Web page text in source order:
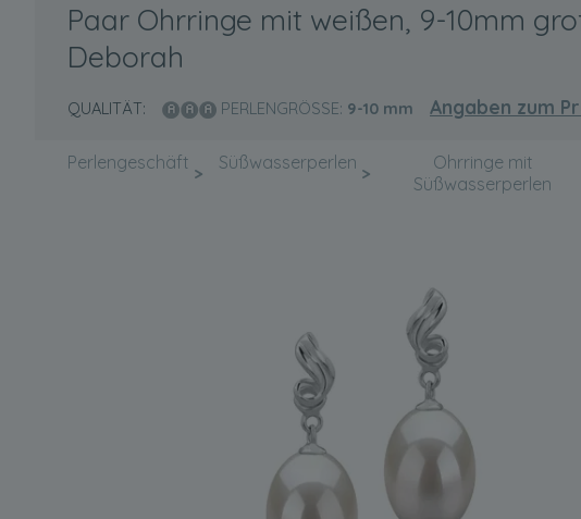
Paar Ohrringe mit weißen, 9-10mm
Deborah
QUALITÄT: PERLENGRÖSSE: 9-10 mm Angaben zum
Perlengeschäft > Süßwasserperlen >
Ohrringe mit
Süßwasserperlen